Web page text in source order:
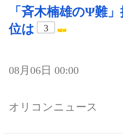
「斉木楠雄のΨ難
位は
3
08月06日 00:00
オリコンニュース